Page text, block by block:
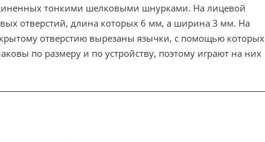
тонкими шелковыми шнурками. На лицевой
отверстий, длина которых 6 мм, а ширина 3 мм. На
отверстию вырезаны язычки, с помощью которых
по размеру и по устройству, поэтому играют на них